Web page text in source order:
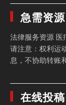
急需资源
法律服务资源 医
请注意：权利运
息，不协助转账
在线投稿